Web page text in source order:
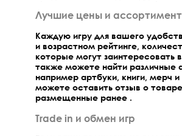
Лучшие цены и ассортимент
Каждую игру для вашего
и возрастном рейтинге,
которые могут заинтересовать
также можете найти различные
например артбуки, книги, мерч
можете оставить отзыв о
размещенные ранее .
Trade in и обмен игр